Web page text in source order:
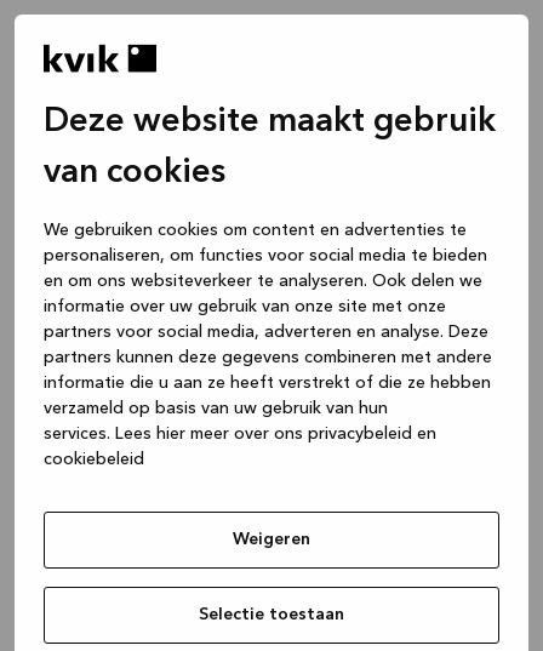
Deze website maakt gebruik
van cookies
We gebruiken cookies om content en advertenties te
personaliseren, om functies voor social media te bieden
en om ons websiteverkeer te analyseren. Ook delen we
informatie over uw gebruik van onze site met onze
partners voor social media, adverteren en analyse. Deze
partners kunnen deze gegevens combineren met andere
informatie die u aan ze heeft verstrekt of die ze hebben
verzameld op basis van uw gebruik van hun
services. Lees hier meer over ons privacybeleid en
cookiebeleid
Weigeren
Selectie toestaan
(see the browser console for more
information).